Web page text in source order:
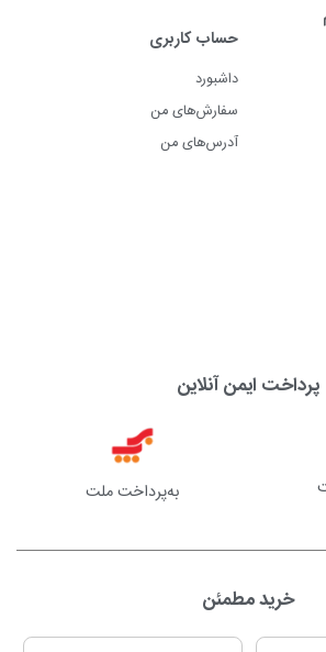
حساب کاربری
داشبورد
سفارش‌های من
آدرس‌های من
پرداخت ایمن آنلاین
به‌پرداخت ملت
خرید مطمئن